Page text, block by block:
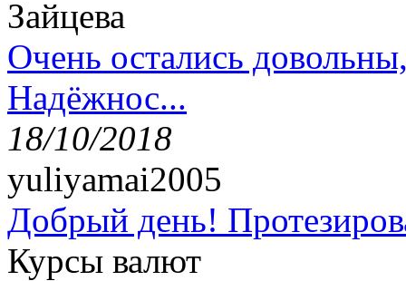
Зайцева
Очень остались
Надёжнос...
18/10/2018
yuliyamai2005
Добрый день!
Курсы валют